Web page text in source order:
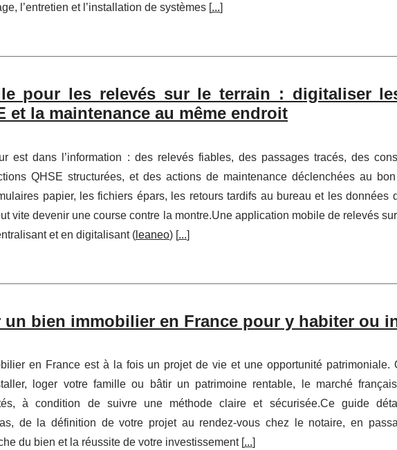
l’entretien et l’installation de systèmes [...]
pour les relevés sur le terrain : digitaliser
et la maintenance au même endroit
est dans l’information : des relevés fiables, des passages tracés, des
QHSE structurées, et des actions de maintenance déclenchées au bon
papier, les fichiers épars, les retours tardifs au bureau et les données
vite devenir une course contre la montre.Une application mobile de relevés
et en digitalisant ( leaneo) [...]
un bien immobilier en France pour y habiter ou
en France est à la fois un projet de vie et une opportunité patrimoniale.
loger votre famille ou bâtir un patrimoine rentable, le marché
à condition de suivre une méthode claire et sécurisée.Ce guide
de la définition de votre projet au rendez-vous chez le notaire, en
du bien et la réussite de votre investissement [...]